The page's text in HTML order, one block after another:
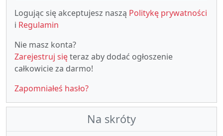
Logując się akceptujesz naszą Politykę prywatności
i Regulamin
Nie masz konta?
Zarejestruj sięteraz aby dodać ogłoszenie
całkowicie za darmo!
Zapomniałeś hasło?
Na skróty